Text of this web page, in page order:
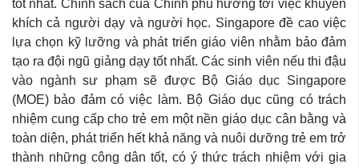
tốt nhất. Chính sách của Chính phủ hướng tới việc khuyến
khích cả người dạy và người học. Singapore đề cao việc
lựa chọn kỹ lưỡng và phát triển giáo viên nhằm bảo đảm
tạo ra đội ngũ giảng dạy tốt nhất. Các sinh viên nếu thi đậu
vào ngành sư phạm sẽ được Bộ Giáo dục Singapore
(MOE) bảo đảm có việc làm. Bộ Giáo dục cũng có trách
nhiệm cung cấp cho trẻ em một nền giáo dục cân bằng và
toàn diện, phát triển hết khả năng và nuôi dưỡng trẻ em trở
thành những công dân tốt, có ý thức trách nhiệm với gia